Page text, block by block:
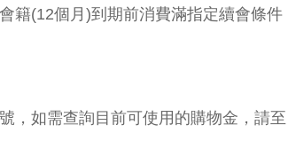
(12個月)到期前消費滿指定續會條件
，如需查詢目前可使用的購物金，請